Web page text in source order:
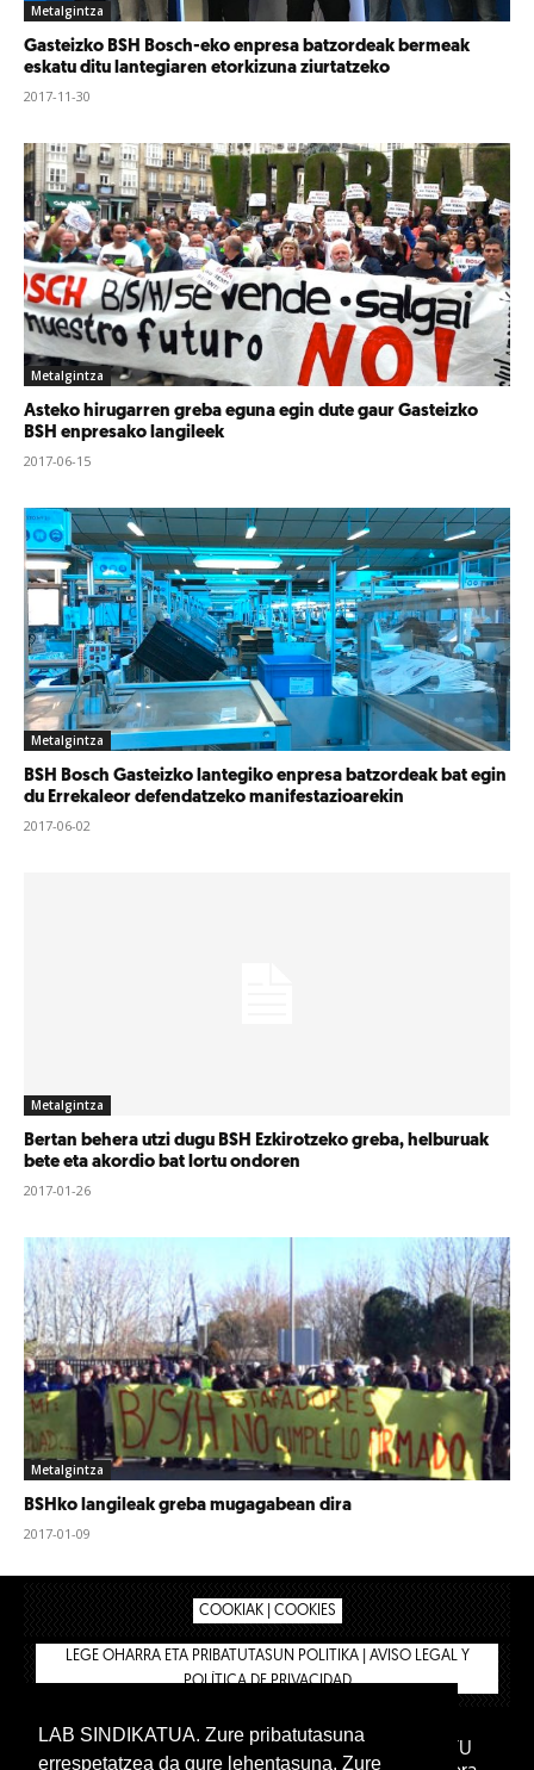
Metalgintza
Gasteizko BSH Bosch-eko enpresa batzordeak bermeak
eskatu ditu lantegiaren etorkizuna ziurtatzeko
2017-11-30
Metalgintza
Asteko hirugarren greba eguna egin dute gaur Gasteizko
BSH enpresako langileek
2017-06-15
Metalgintza
BSH Bosch Gasteizko lantegiko enpresa batzordeak bat egin
du Errekaleor defendatzeko manifestazioarekin
2017-06-02
Metalgintza
Bertan behera utzi dugu BSH Ezkirotzeko greba, helburuak
bete eta akordio bat lortu ondoren
2017-01-26
Metalgintza
BSHko langileak greba mugagabean dira
2017-01-09
COOKIAK | COOKIES
LEGE OHARRA ETA PRIBATUTASUN POLITIKA | AVISO LEGAL Y
POLÍTICA DE PRIVACIDAD
IPAR HEGOA FUNDAZIOA
AFILIATU
LAB SINDIKATUA. Zure pribatutasuna
errespetatzea da gure lehentasuna. Zure